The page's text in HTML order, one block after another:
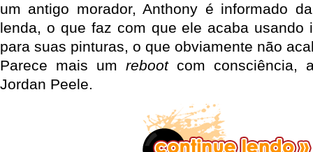
um antigo morador, Anthony é informado
lenda, o que faz com que ele acaba usando
para suas pinturas, o que obviamente não
Parece mais um rebootcom consciência,
Jordan Peele.